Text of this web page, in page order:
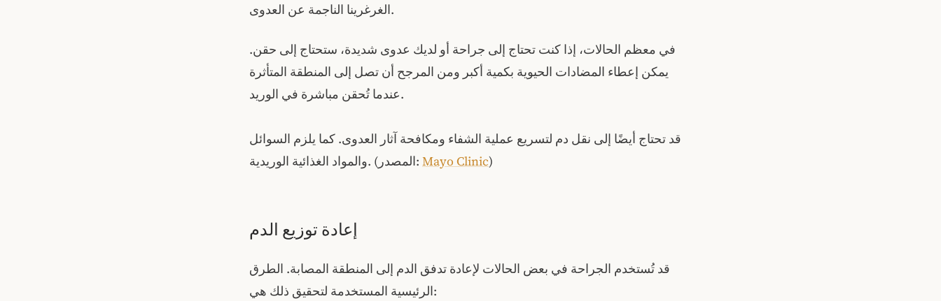
الغرغرينا الناجمة عن العدوى.
في معظم الحالات، إذا كنت تحتاج إلى جراحة أو لديك عدوى شديدة، ستحتاج إلى حقن.
يمكن إعطاء المضادات الحيوية بكمية أكبر ومن المرجح أن تصل إلى المنطقة المتأثرة
عندما تُحقن مباشرة في الوريد.
قد تحتاج أيضًا إلى نقل دم لتسريع عملية الشفاء ومكافحة آثار العدوى. كما يلزم السوائل
والمواد الغذائية الوريدية. (المصدر: Mayo Clinic)
إعادة توزيع الدم
قد تُستخدم الجراحة في بعض الحالات لإعادة تدفق الدم إلى المنطقة المصابة. الطرق
الرئيسية المستخدمة لتحقيق ذلك هي: